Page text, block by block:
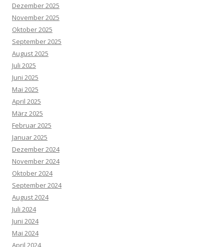
Dezember 2025
November 2025
Oktober 2025
September 2025
August 2025
Juli 2025
Juni 2025
Mai 2025
April 2025
März 2025
Februar 2025
Januar 2025
Dezember 2024
November 2024
Oktober 2024
September 2024
August 2024
Juli 2024
Juni 2024
Mai 2024
April 2024